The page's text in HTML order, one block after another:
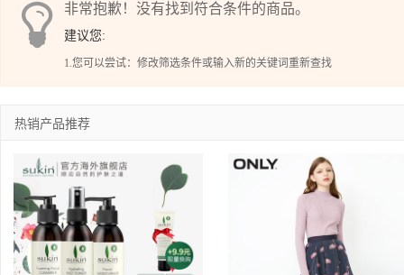
非常抱歉！没有找到符合条件的商品。
建议您:
1.您可以尝试：修改筛选条件或输入新的关键词重新查找
热销产品推荐